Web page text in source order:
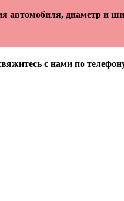
автомобиля, диаметр и
с нами по